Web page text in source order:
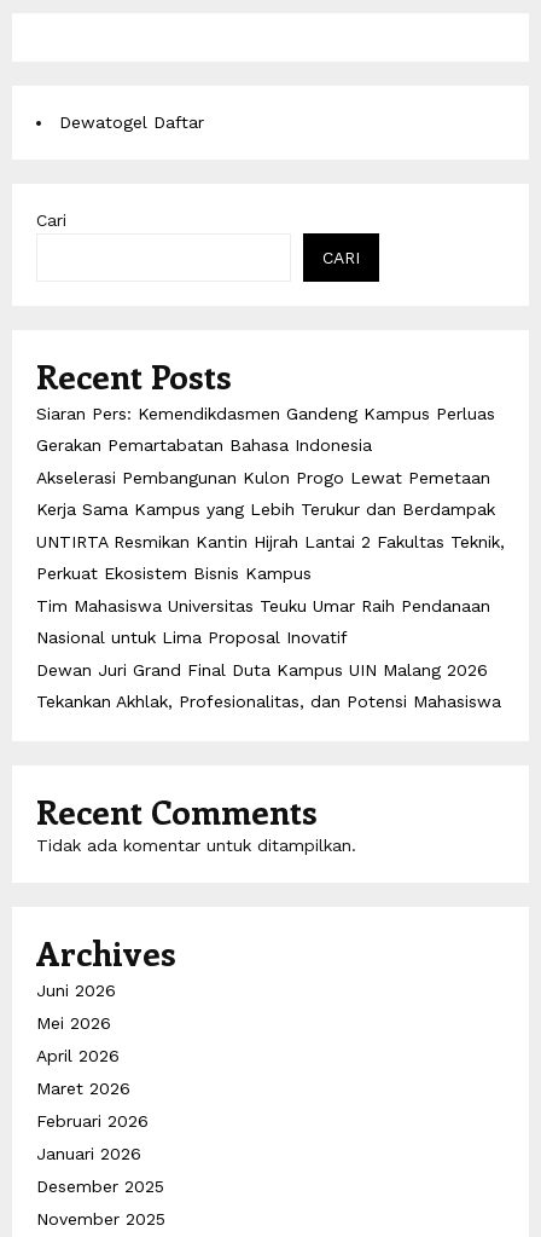
Dewatogel Daftar
Cari
CARI
Recent Posts
Siaran Pers: Kemendikdasmen Gandeng Kampus Perluas
Gerakan Pemartabatan Bahasa Indonesia
Akselerasi Pembangunan Kulon Progo Lewat Pemetaan
Kerja Sama Kampus yang Lebih Terukur dan Berdampak
UNTIRTA Resmikan Kantin Hijrah Lantai 2 Fakultas Teknik,
Perkuat Ekosistem Bisnis Kampus
Tim Mahasiswa Universitas Teuku Umar Raih Pendanaan
Nasional untuk Lima Proposal Inovatif
Dewan Juri Grand Final Duta Kampus UIN Malang 2026
Tekankan Akhlak, Profesionalitas, dan Potensi Mahasiswa
Recent Comments
Tidak ada komentar untuk ditampilkan.
Archives
Juni 2026
Mei 2026
April 2026
Maret 2026
Februari 2026
Januari 2026
Desember 2025
November 2025